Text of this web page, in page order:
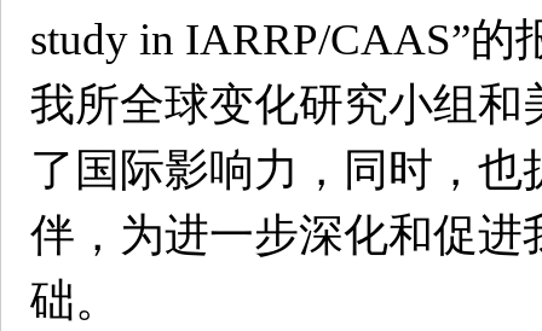
study in IARRP/CAAS”
我所全球变化研究小组
了国际影响力，同时，
伴，为进一步深化和促
础。